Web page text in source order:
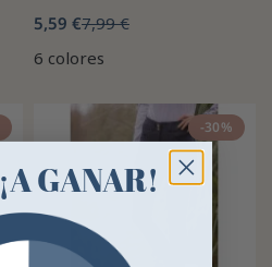
5,59 €7,99 €
6 colores
-30%
¡A GANAR!